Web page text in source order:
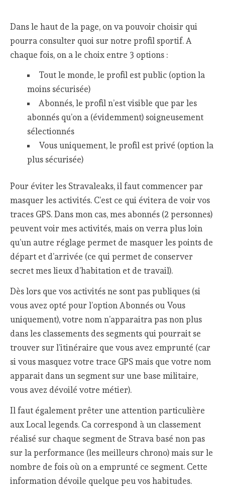
Dans le haut de la page, on va pouvoir choisir qui
pourra consulter quoi sur notre profil sportif. A
chaque fois, on a le choix entre 3 options :
Tout le monde, le profil est public (option la
moins sécurisée)
Abonnés, le profil n’est visible que par les
abonnés qu’on a (évidemment) soigneusement
sélectionnés
Vous uniquement, le profil est privé (option la
plus sécurisée)
Pour éviter les Stravaleaks, il faut commencer par
masquer les activités. C’est ce qui évitera de voir vos
traces GPS. Dans mon cas, mes abonnés (2 personnes)
peuvent voir mes activités, mais on verra plus loin
qu’un autre réglage permet de masquer les points de
départ et d’arrivée (ce qui permet de conserver
secret mes lieux d’habitation et de travail).
Dès lors que vos activités ne sont pas publiques (si
vous avez opté pour l’option Abonnés ou Vous
uniquement), votre nom n’apparaitra pas non plus
dans les classements des segments qui pourrait se
trouver sur l’itinéraire que vous avez emprunté (car
si vous masquez votre trace GPS mais que votre nom
apparait dans un segment sur une base militaire,
vous avez dévoilé votre métier).
Il faut également prêter une attention particulière
aux Local legends. Ca correspond à un classement
réalisé sur chaque segment de Strava basé non pas
sur la performance (les meilleurs chrono) mais sur le
nombre de fois où on a emprunté ce segment. Cette
information dévoile quelque peu vos habitudes.